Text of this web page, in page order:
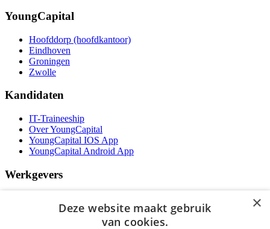
YoungCapital
Hoofddorp (hoofdkantoor)
Eindhoven
Groningen
Zwolle
Kandidaten
IT-Traineeship
Over YoungCapital
YoungCapital IOS App
YoungCapital Android App
Werkgevers
Kantoren
×
Deze website maakt gebruik
van cookies.